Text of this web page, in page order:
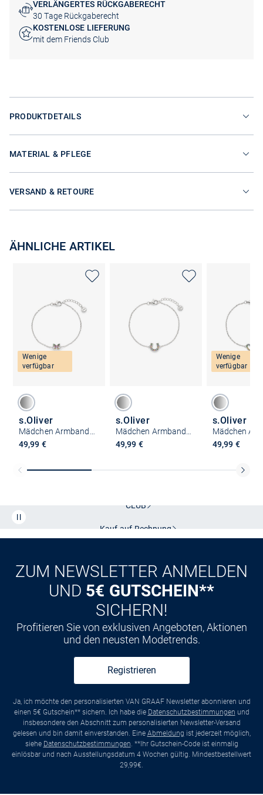
VERLÄNGERTES RÜCKGABERECHT
30 Tage Rückgaberecht
KOSTENLOSE LIEFERUNG
mit dem Friends Club
PRODUKTDETAILS
MATERIAL & PFLEGE
VERSAND & RETOURE
ÄHNLICHE ARTIKEL
Wenige
verfügbar
s.Oliver
49,99 €
s.Oliver
49,99 €
Wenige
verfügbar
s.Oliver
49,99 €
CLUB
Kauf auf Rechnung
ZUM NEWSLETTER ANMELDEN
UND 5€ GUTSCHEIN**
SICHERN!
Profitieren Sie von exklusiven Angeboten, Aktionen
und den neusten Modetrends.
Registrieren
Ja, ich möchte den personalisierten VAN GRAAF Newsletter abonnieren und
einen 5€ Gutschein** sichern. Ich habe die Datenschutzbestimmungen und
insbesondere den Abschnitt zum personalisierten Newsletter-Versand
gelesen und bin damit einverstanden. Eine Abmeldung ist jederzeit möglich,
siehe Datenschutzbestimmungen . **Ihr Gutschein-Code ist einmalig
einlösbar und nach Ausstellungsdatum 4 Wochen gültig. Mindestbestellwert
29,99€.